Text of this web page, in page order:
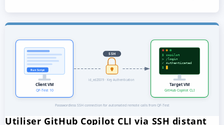
Utiliser GitHub Copilot CLI via SSH distant